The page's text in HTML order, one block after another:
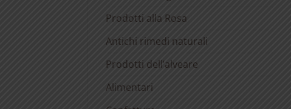
Prodotti alla Rosa
Antichi rimedi naturali
Prodotti dell’alveare
Alimentari